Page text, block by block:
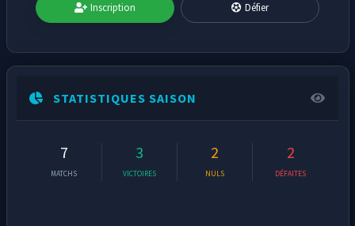
Inscription Défier
STATISTIQUES SAISON
7
MATCHS
3
VICTOIRES
2
NULS
2
DÉFAITES